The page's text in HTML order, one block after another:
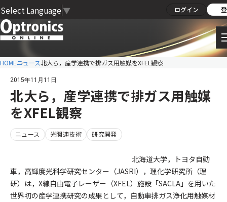
Select Language ▼ ログイン
HOMEニュース北大ら，産学連携で排ガス用触媒をXFEL観察
2015年11月11日
北大ら，産学連携で排ガス用触媒
をXFEL観察
ニュース 光関連技術 研究開発
北海道大学，トヨタ自動
車，高輝度光科学研究センター（JASRI），理化学研究所（理
研）は，X線自由電子レーザー（XFEL）施設「SACLA」を用いた
世界初の産学連携研究の成果として，自動車排ガス浄化用触媒材